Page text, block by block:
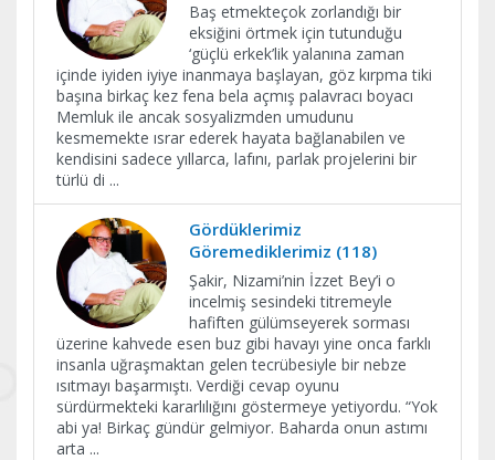
Baş etmekteçok zorlandığı bir
eksiğini örtmek için tutunduğu
‘güçlü erkek’lik yalanına zaman
içinde iyiden iyiye inanmaya başlayan, göz kırpma tiki
başına birkaç kez fena bela açmış palavracı boyacı
Memluk ile ancak sosyalizmden umudunu
kesmemekte ısrar ederek hayata bağlanabilen ve
kendisini sadece yıllarca, lafını, parlak projelerini bir
türlü di ...
Gördüklerimiz
Göremediklerimiz (118)
Şakir, Nizami’nin İzzet Bey’i o
incelmiş sesindeki titremeyle
hafiften gülümseyerek sorması
üzerine kahvede esen buz gibi havayı yine onca farklı
insanla uğraşmaktan gelen tecrübesiyle bir nebze
ısıtmayı başarmıştı. Verdiği cevap oyunu
sürdürmekteki kararlılığını göstermeye yetiyordu. “Yok
abi ya! Birkaç gündür gelmiyor. Baharda onun astımı
arta ...